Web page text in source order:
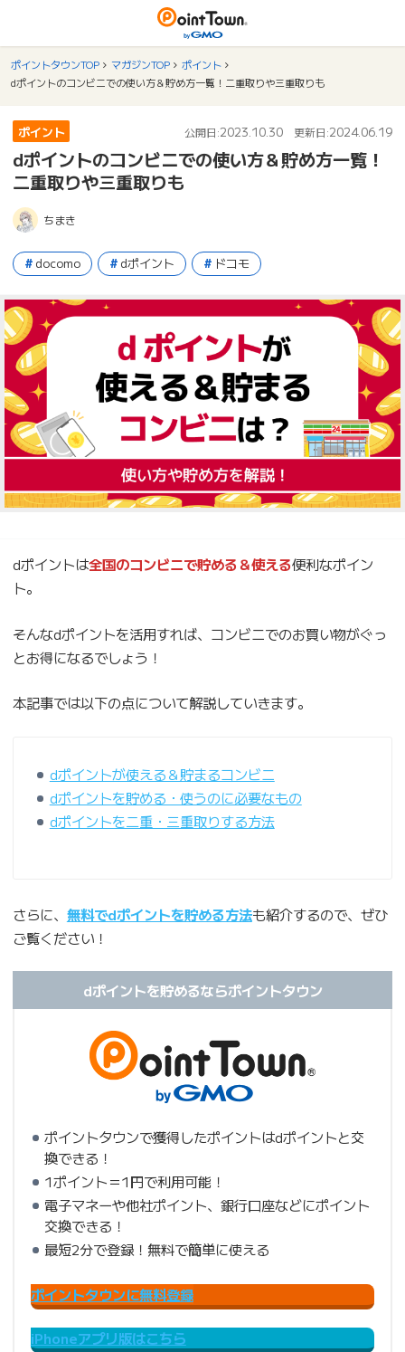
ポイントタウンTOP マガジンTOP
ポイント
dポイントのコンビニでの使い方＆貯め方一覧！二重取りや三重取りも
ポイント 公開日:2023.10.30 更新日:2024.06.19
dポイントのコンビニでの使い方＆貯め方一覧！
二重取りや三重取りも
ちまき
docomo dポイント ドコモ
dポイントは全国のコンビニで貯める＆使える便利なポイン
ト。
そんなdポイントを活用すれば、コンビニでのお買い物がぐっ
とお得になるでしょう！
本記事では以下の点について解説していきます。
dポイントが使える＆貯まるコンビニ
dポイントを貯める・使うのに必要なもの
dポイントを二重・三重取りする方法
さらに、 無料でdポイントを貯める方法も紹介するので、ぜひ
ご覧ください！
dポイントを貯めるならポイントタウン
ポイントタウンで獲得したポイントはdポイントと交
換できる！
1ポイント＝1円で利用可能！
電子マネーや他社ポイント、銀行口座などにポイント
交換できる！
最短2分で登録！無料で簡単に使える
ポイントタウンに無料登録
iPhoneアプリ版はこちら